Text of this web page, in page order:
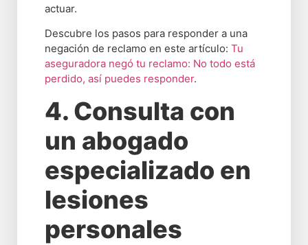
actuar.
Descubre los pasos para responder a una
negación de reclamo en este artículo: Tu
aseguradora negó tu reclamo: No todo está
perdido, así puedes responder.
4. Consulta con
un abogado
especializado en
lesiones
personales